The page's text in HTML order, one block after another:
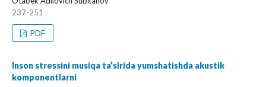
237-251
PDF
Inson stressini musiqa ta’sirida yumshatishda akustik
komponentlarni